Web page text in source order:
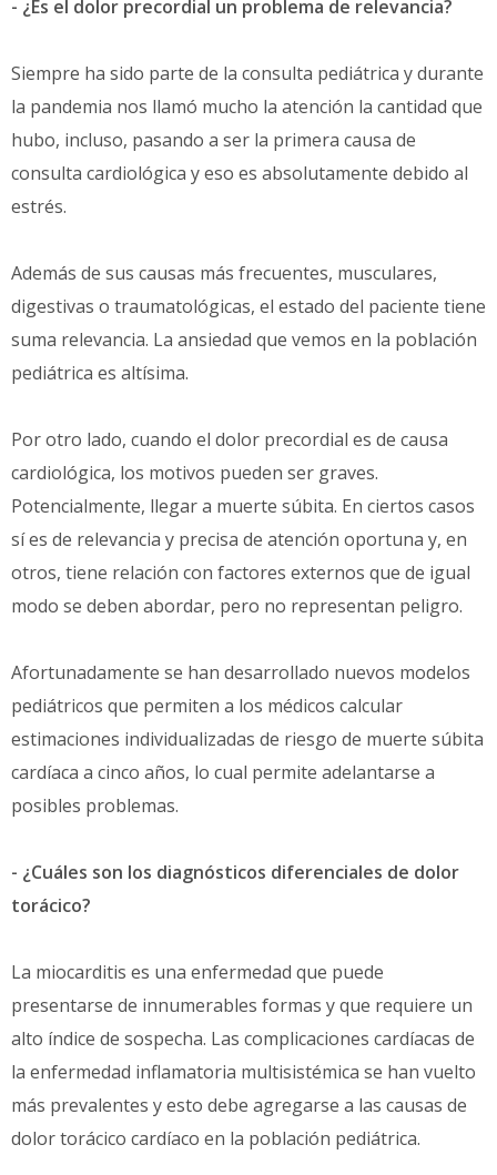
- ¿Es el dolor precordial un problema de relevancia?
Siempre ha sido parte de la consulta pediátrica y durante
la pandemia nos llamó mucho la atención la cantidad que
hubo, incluso, pasando a ser la primera causa de
consulta cardiológica y eso es absolutamente debido al
estrés.
Además de sus causas más frecuentes, musculares,
digestivas o traumatológicas, el estado del paciente tiene
suma relevancia. La ansiedad que vemos en la población
pediátrica es altísima.
Por otro lado, cuando el dolor precordial es de causa
cardiológica, los motivos pueden ser graves.
Potencialmente, llegar a muerte súbita. En ciertos casos
sí es de relevancia y precisa de atención oportuna y, en
otros, tiene relación con factores externos que de igual
modo se deben abordar, pero no representan peligro.
Afortunadamente se han desarrollado nuevos modelos
pediátricos que permiten a los médicos calcular
estimaciones individualizadas de riesgo de muerte súbita
cardíaca a cinco años, lo cual permite adelantarse a
posibles problemas.
- ¿Cuáles son los diagnósticos diferenciales de dolor
torácico?
La miocarditis es una enfermedad que puede
presentarse de innumerables formas y que requiere un
alto índice de sospecha. Las complicaciones cardíacas de
la enfermedad inflamatoria multisistémica se han vuelto
más prevalentes y esto debe agregarse a las causas de
dolor torácico cardíaco en la población pediátrica.